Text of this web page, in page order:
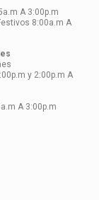
A 3:00p.m
8:00a.m A
y 2:00p.m A
A 3:00p.m